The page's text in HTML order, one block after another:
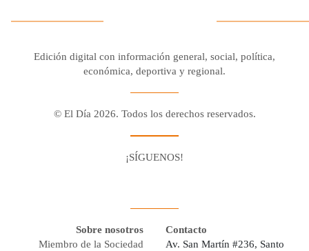
Edición digital con información general, social, política,
económica, deportiva y regional.
© El Día 2026. Todos los derechos reservados.
¡SÍGUENOS!
Sobre nosotros
Miembro de la Sociedad
Contacto
Av. San Martín #236, Santo